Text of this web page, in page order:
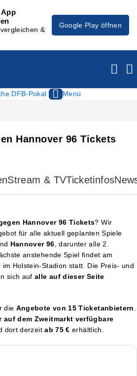
&
Google Play öffnen
DFB-Pokal Menü
Hannover 96 Tickets
Stream & TVTicketinfos
Hannover 96 Tickets? Wir
für alle aktuell geplanten Spiele
Hannover 96, darunter alle 2.
anstehende Spiel findet am
im Holstein-Stadion statt. Die Preis- und
sich aufalle auf dieser Seite
die Angebote von 15 Ticketanbietern.
auf dem Zweitmarkt verfügbare
dort derzeitab 75 € erhältlich.